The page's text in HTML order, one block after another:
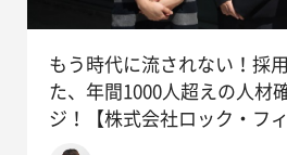
もう時代に流されない！採
た、年間1000人超えの人材
ジ！【株式会社ロック・フ